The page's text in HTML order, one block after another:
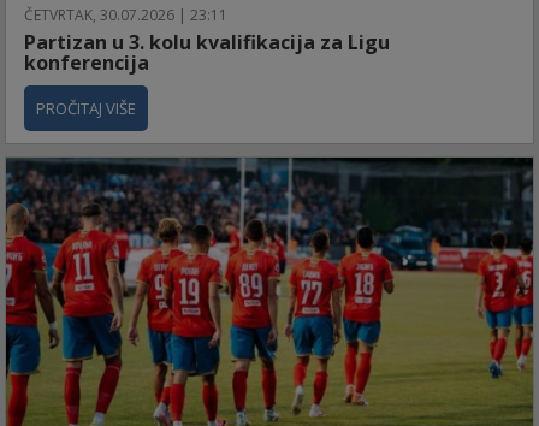
ČETVRTAK, 30.07.2026 | 23:11
Partizan u 3. kolu kvalifikacija za Ligu
konferencija
PROČITAJ VIŠE